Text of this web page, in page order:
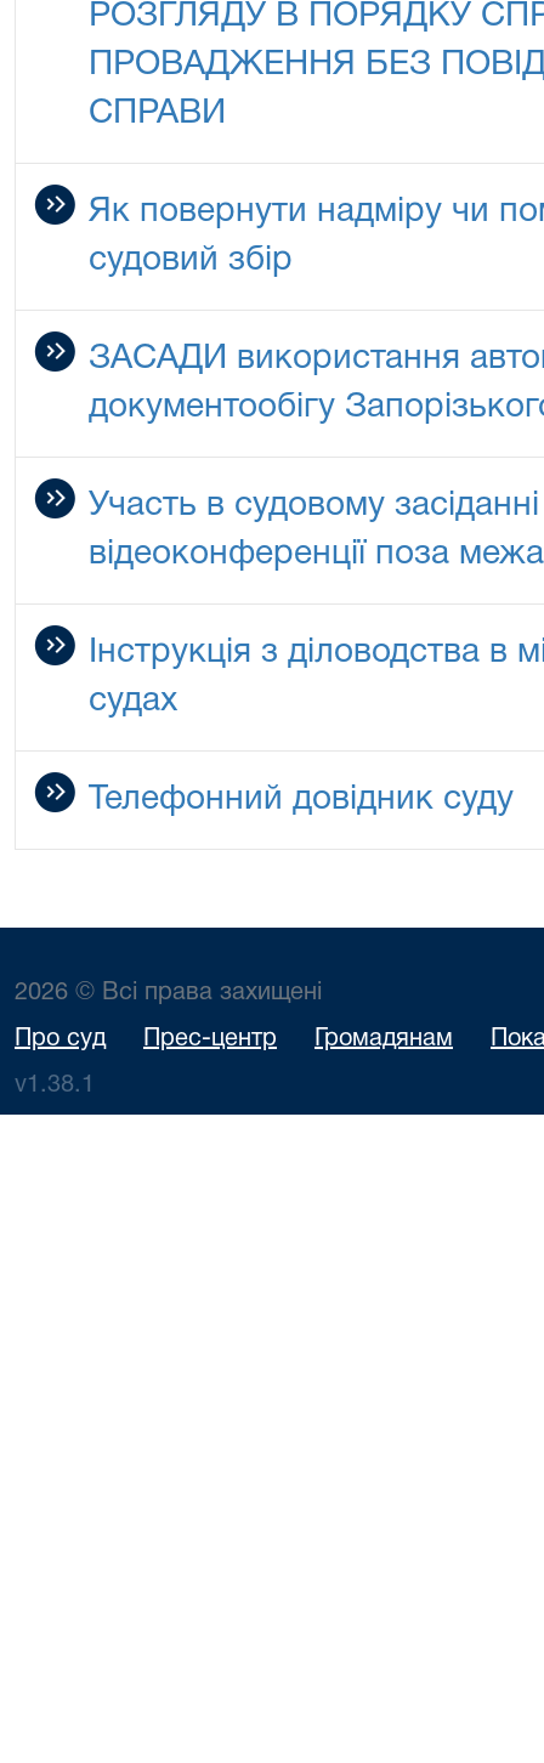
РОЗГЛЯДУ В ПОРЯДКУ
ПРОВАДЖЕННЯ БЕЗ
СПРАВИ
Як повернути надміру чи
судовий збір
ЗАСАДИ використання
документообігу
Участь в судовому
відеоконференції поза
Інструкція з діловодства в
судах
Телефонний довідник суду
2026 © Всі права захищені
Про суд Прес-центр Громадянам
v1.38.1